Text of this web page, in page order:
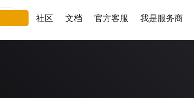
社区 文档 官方客服 我是服务商